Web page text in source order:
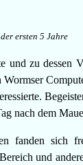
ersten 5 Jahre
zu dessen
nach dem
fanden sich
und